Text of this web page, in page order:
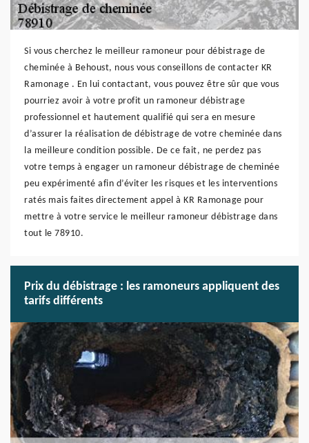
Si vous cherchez le meilleur ramoneur pour débistrage de
cheminée à Behoust, nous vous conseillons de contacter KR
Ramonage . En lui contactant, vous pouvez être sûr que vous
pourriez avoir à votre profit un ramoneur débistrage
professionnel et hautement qualifié qui sera en mesure
d’assurer la réalisation de débistrage de votre cheminée dans
la meilleure condition possible. De ce fait, ne perdez pas
votre temps à engager un ramoneur débistrage de cheminée
peu expérimenté afin d’éviter les risques et les interventions
ratés mais faites directement appel à KR Ramonage pour
mettre à votre service le meilleur ramoneur débistrage dans
tout le 78910.
Prix du débistrage : les ramoneurs appliquent des
tarifs différents